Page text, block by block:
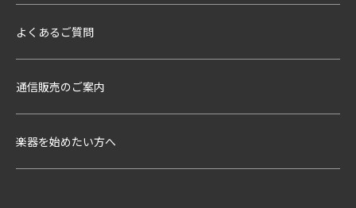
よくあるご質問
通信販売のご案内
楽器を始めたい方へ